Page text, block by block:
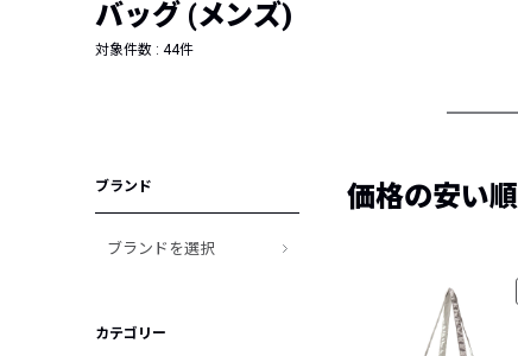
新着アイテム
編集部のおすすめアイテム
バッグ (メンズ)
対象件数 : 44件
ブランド
ブランドを選択
カテゴリー
価格の安い順